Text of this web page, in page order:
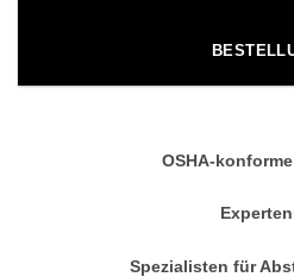
OSHA-
Spezialisten für